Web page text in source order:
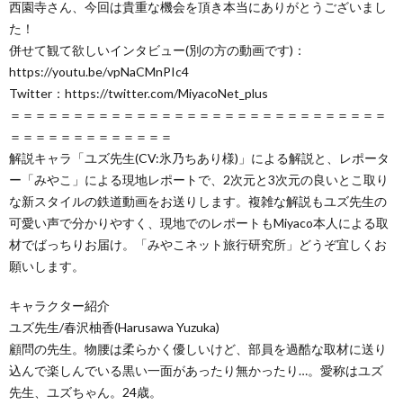
西園寺さん、今回は貴重な機会を頂き本当にありがとうございまし
た！
併せて観て欲しいインタビュー(別の方の動画です)：
https://youtu.be/vpNaCMnPIc4
Twitter：https://twitter.com/MiyacoNet_plus
＝＝＝＝＝＝＝＝＝＝＝＝＝＝＝＝＝＝＝＝＝＝＝＝＝＝＝＝＝＝
＝＝＝＝＝＝＝＝＝＝＝＝＝
解説キャラ「ユズ先生(CV:氷乃ちあり様)」による解説と、レポータ
ー「みやこ」による現地レポートで、2次元と3次元の良いとこ取り
な新スタイルの鉄道動画をお送りします。複雑な解説もユズ先生の
可愛い声で分かりやすく、現地でのレポートもMiyaco本人による取
材でばっちりお届け。「みやこネット旅行研究所」どうぞ宜しくお
願いします。
キャラクター紹介
ユズ先生/春沢柚香(Harusawa Yuzuka)
顧問の先生。物腰は柔らかく優しいけど、部員を過酷な取材に送り
込んで楽しんでいる黒い一面があったり無かったり…。愛称はユズ
先生、ユズちゃん。24歳。